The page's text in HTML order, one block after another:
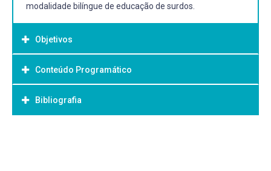
modalidade bilíngue de educação de surdos.
Objetivos
Objetivo Geral:
Compreender a história da educação dos surdos e a
legislação brasileira vigente que orienta o processo de
Conteúdo Programático
Bibliografia